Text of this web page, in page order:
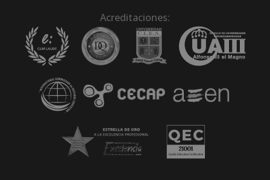
Acreditaciones: